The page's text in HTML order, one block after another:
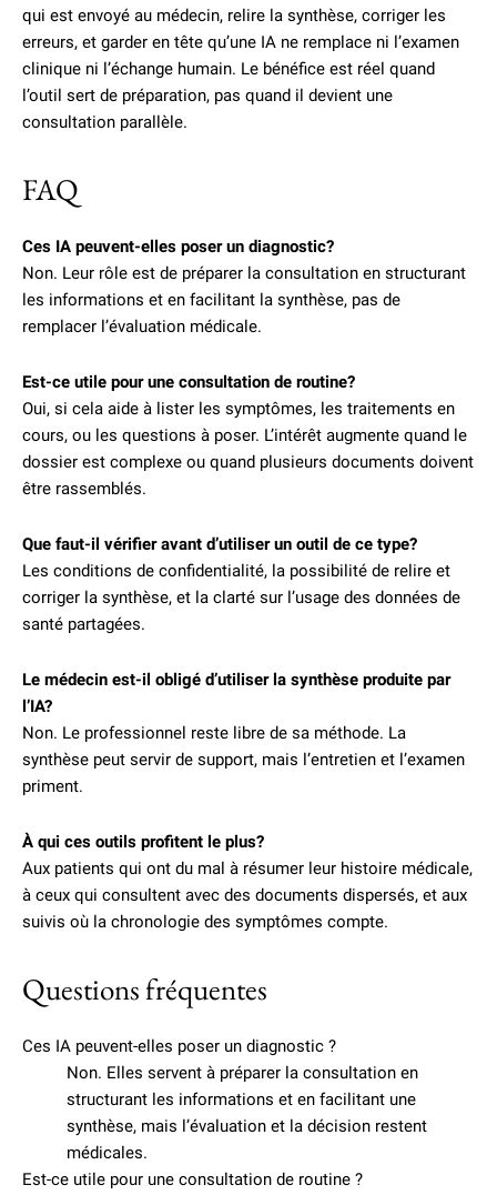
qui est envoyé au médecin, relire la synthèse, corriger les
erreurs, et garder en tête qu’une IA ne remplace ni l’examen
clinique ni l’échange humain. Le bénéfice est réel quand
l’outil sert de préparation, pas quand il devient une
consultation parallèle.
FAQ
Ces IA peuvent-elles poser un diagnostic?
Non. Leur rôle est de préparer la consultation en structurant
les informations et en facilitant la synthèse, pas de
remplacer l’évaluation médicale.
Est-ce utile pour une consultation de routine?
Oui, si cela aide à lister les symptômes, les traitements en
cours, ou les questions à poser. L’intérêt augmente quand le
dossier est complexe ou quand plusieurs documents doivent
être rassemblés.
Que faut-il vérifier avant d’utiliser un outil de ce type?
Les conditions de confidentialité, la possibilité de relire et
corriger la synthèse, et la clarté sur l’usage des données de
santé partagées.
Le médecin est-il obligé d’utiliser la synthèse produite par
l’IA?
Non. Le professionnel reste libre de sa méthode. La
synthèse peut servir de support, mais l’entretien et l’examen
priment.
À qui ces outils profitent le plus?
Aux patients qui ont du mal à résumer leur histoire médicale,
à ceux qui consultent avec des documents dispersés, et aux
suivis où la chronologie des symptômes compte.
Questions fréquentes
Ces IA peuvent-elles poser un diagnostic ?
Non. Elles servent à préparer la consultation en
structurant les informations et en facilitant une
synthèse, mais l’évaluation et la décision restent
médicales.
Est-ce utile pour une consultation de routine ?